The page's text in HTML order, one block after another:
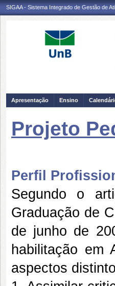
SIGAA - Sistema Integrado de Gestão de
Apresentação Ensino
Projeto
Perfil
Segundo o
Graduação de
de junho de
habilitação em
aspectos